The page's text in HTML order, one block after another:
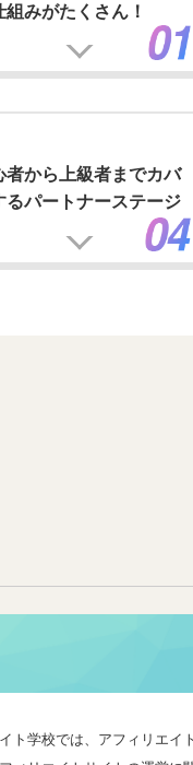
組みがたくさん！
者から上級者までカバ
るパートナーステージ
ト学校では、アフィリエイ